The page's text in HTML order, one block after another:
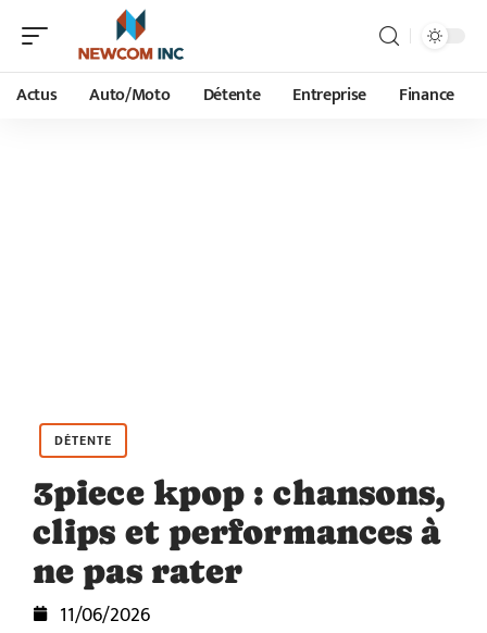
Actus Auto/Moto Détente Entreprise Finance
DÉTENTE
3piece kpop : chansons,
clips et performances à
ne pas rater
11/06/2026